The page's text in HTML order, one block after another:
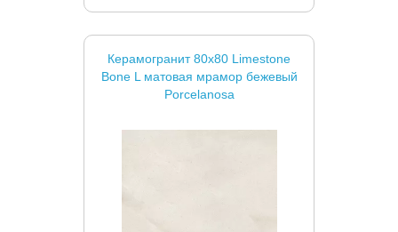
Керамогранит 80x80 Limestone
Bone L матовая мрамор бежевый
Porcelanosa